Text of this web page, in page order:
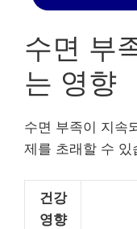
수면 부
는 영향
수면 부족이 지속
제를 초래할 수 있
건강
영향